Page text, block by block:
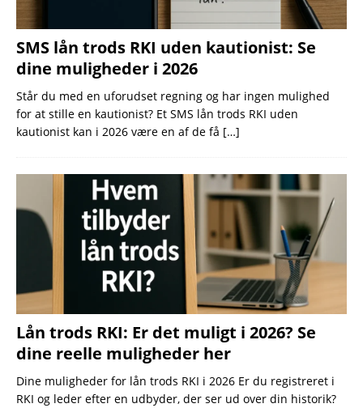
SMS lån trods RKI uden kautionist: Se
dine muligheder i 2026
Står du med en uforudset regning og har ingen mulighed
for at stille en kautionist? Et SMS lån trods RKI uden
kautionist kan i 2026 være en af de få […]
Lån trods RKI: Er det muligt i 2026? Se
dine reelle muligheder her
Dine muligheder for lån trods RKI i 2026 Er du registreret i
RKI og leder efter en udbyder, der ser ud over din historik?